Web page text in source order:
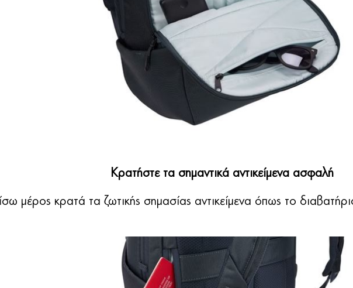
Κρατήστε τα σημαντικά αντικείμενα ασφαλή
μέρος κρατά τα ζωτικής σημασίας αντικείμενα όπως το